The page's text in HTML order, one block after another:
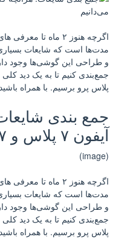
اگرچه هنوز ۲ ماه تا
مدت‌ها است که شایعات
و طراحی این گوشی‌ها وجود
پلاس پرو برسیم. با همراه
جمع بندی
آیفون ۷ پلاس و ۷ پلاس پرو می‌دانیم
(image)
اگرچه هنوز ۲ ماه تا
مدت‌ها است که شایعات
و طراحی این گوشی‌ها وجود
پلاس پرو برسیم. با همراه